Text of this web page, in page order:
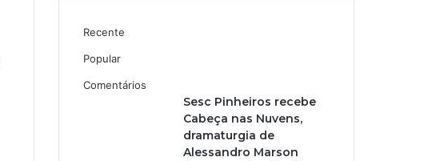
Recente
Popular
Comentários
Sesc Pinheiros recebe
Cabeça nas Nuvens,
dramaturgia de
Alessandro Marson